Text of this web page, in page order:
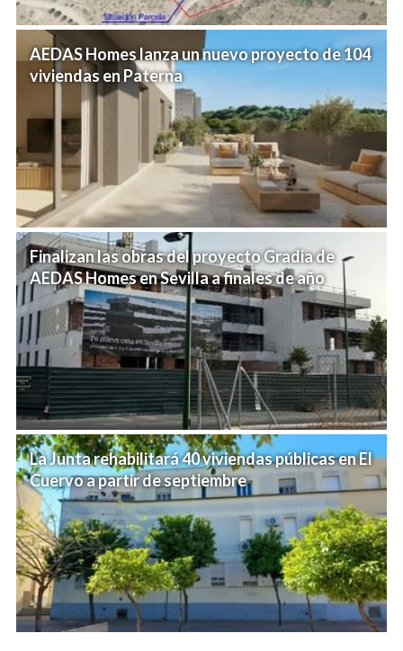
AEDAS Homes lanza un nuevo proyecto de 104
viviendas en Paterna
Finalizan las obras del proyecto Gradia de
AEDAS Homes en Sevilla a finales de año
La Junta rehabilitará 40 viviendas públicas en El
Cuervo a partir de septiembre